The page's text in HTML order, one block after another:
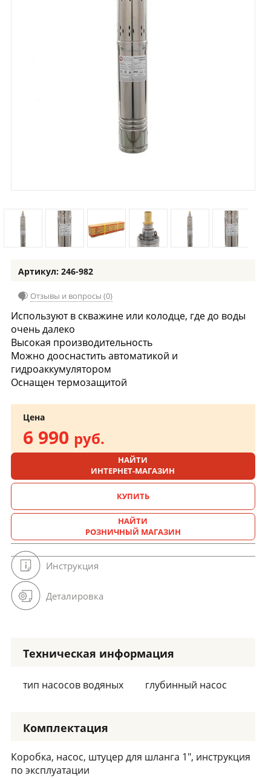
Артикул: 246-982
Отзывы и вопросы (0)
Используют в скважине или колодце, где до воды
очень далеко
Высокая производительность
Можно дооснастить автоматикой и
гидроаккумулятором
Оснащен термозащитой
Цена
6 990 руб.
НАЙТИ
ИНТЕРНЕТ-МАГАЗИН
КУПИТЬ
НАЙТИ
РОЗНИЧНЫЙ МАГАЗИН
Инструкция
Деталировка
Техническая информация
тип насосов водяных глубинный насос
Комплектация
Коробка, насос, штуцер для шланга 1", инструкция
по эксплуатации